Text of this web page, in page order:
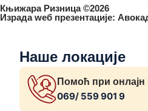
Књижара Ризница ©️2026
Израда wеб презентације:
Наше локације
Помоћ при онлајн
069/ 559 901 9